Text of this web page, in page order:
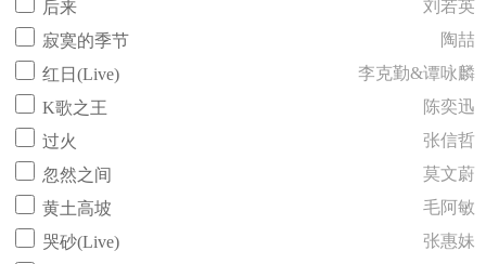
后来
刘若英
寂寞的季节
陶喆
红日(Live)
李克勤&谭咏麟
K歌之王
陈奕迅
过火
张信哲
忽然之间
莫文蔚
黄土高坡
毛阿敏
哭砂(Live)
张惠妹